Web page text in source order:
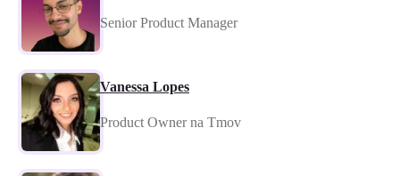
Senior Product Manager
Vanessa Lopes
Product Owner na Tmov